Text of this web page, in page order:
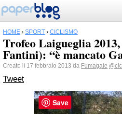
HOME › SPORT › CICLISMO
Trofeo Laigueglia
Fantini): “è mancato
Creato il 17 febbraio 2013 da Fumagale
Tweet
Save